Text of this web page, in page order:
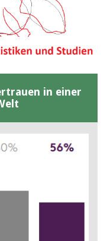
in einer